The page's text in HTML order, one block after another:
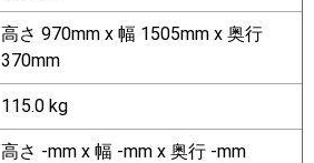
高さ 970mm x 幅 1505mm x 奥行
370mm
115.0 kg
高さ -mm x 幅 -mm x 奥行 -mm